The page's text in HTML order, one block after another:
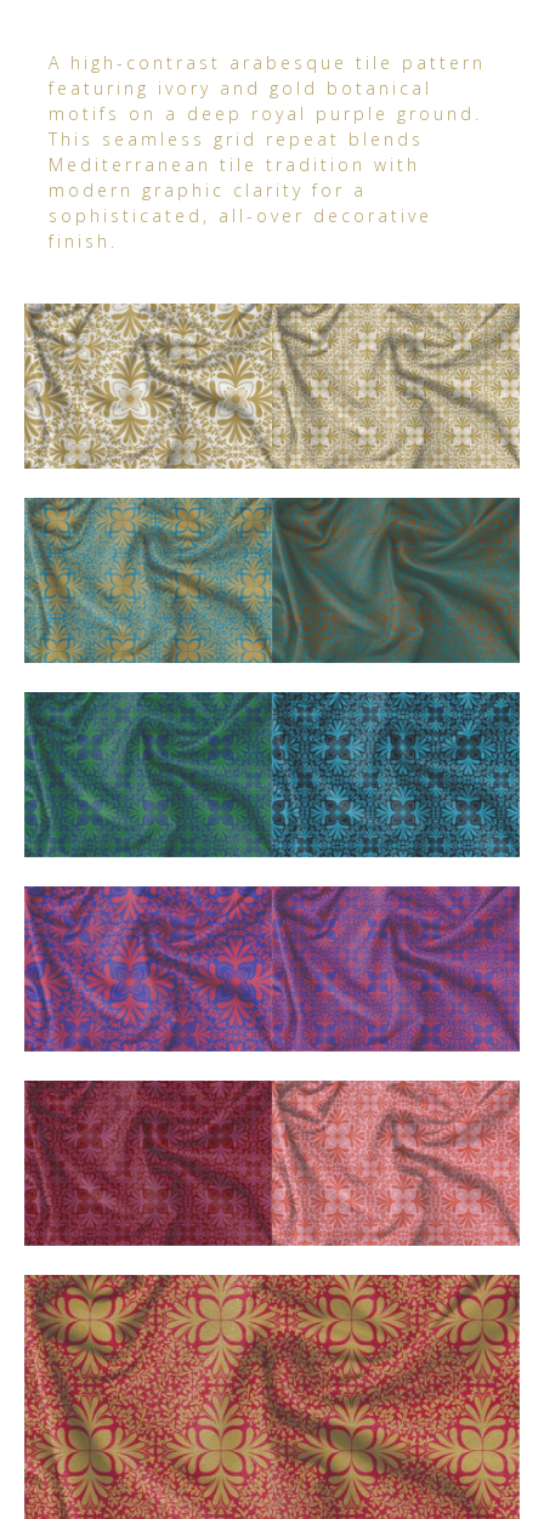
A high-contrast arabesque tile pattern
featuring ivory and gold botanical
motifs on a deep royal purple ground.
This seamless grid repeat blends
Mediterranean tile tradition with
modern graphic clarity for a
sophisticated, all-over decorative
finish.